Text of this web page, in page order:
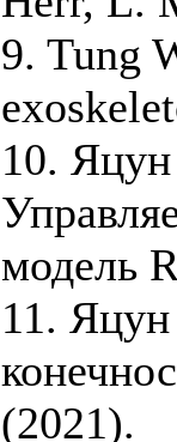
9. Tung
10.
модель
11.
(2021).